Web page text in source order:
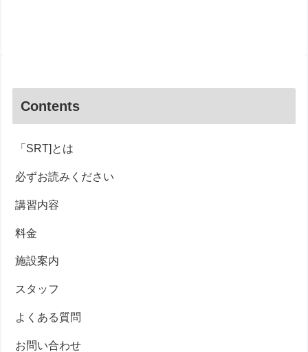
Contents
「SRT]とは
必ずお読みください
講習内容
料金
施設案内
スタッフ
よくある質問
お問い合わせ